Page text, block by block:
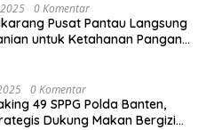
0 Komentar
Pusat Pantau Langsung
untuk Ketahanan Pangan
0 Komentar
49 SPPG Polda Banten,
Dukung Makan Bergizi